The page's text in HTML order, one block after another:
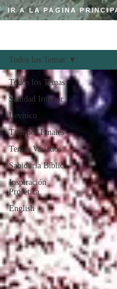
IR A LA PÁGINA
Todos los Temas
Sanidad Interior
Levítico
Tiempos Finales
Temas Variados
Sabiduría Bíblica
Inspiración
Profética
English
Todos los Temas